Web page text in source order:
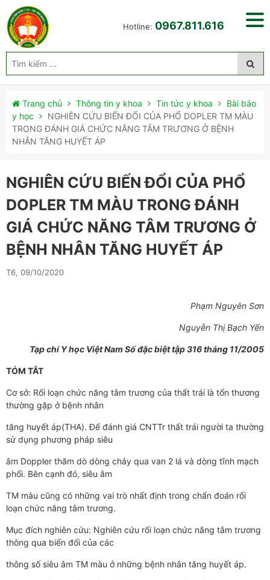
Hotline: 0967.811.616
Trang chủ Thông tin y khoa Tin tức y khoa
Bài báo
y học
NGHIÊN CỨU BIẾN ĐỔI CỦA PHỔ DOPLER TM MÀU
TRONG ĐÁNH GIÁ CHỨC NĂNG TÂM TRƯƠNG Ở BỆNH
NHÂN TĂNG HUYẾT ÁP
NGHIÊN CỨU BIẾN ĐỔI CỦA PHỔ
DOPLER TM MÀU TRONG ĐÁNH
GIÁ CHỨC NĂNG TÂM TRƯƠNG Ở
BỆNH NHÂN TĂNG HUYẾT ÁP
T6, 09/10/2020
Phạm Nguyên Sơn
Nguyễn Thị Bạch Yến
Tạp chí Y học Việt Nam Số đặc biệt tập 316 tháng 11/2005
TÓM TẮT
Cơ sở: Rối loạn chức năng tâm trương của thất trái là tổn thương
thường gặp ở bệnh nhân
tăng huyết áp(THA). Để đánh giá CNTTr thất trái người ta thường
sử dụng phương pháp siêu
âm Doppler thăm dò dòng chảy qua van 2 lá và dòng tĩnh mạch
phổi. Bên cạnh đó, siêu âm
TM màu cũng có những vai trò nhất định trong chẩn đoán rối
loạn chức năng tâm trương.
Mục đích nghiên cứu: Nghiên cứu rối loạn chức năng tâm trương
thông qua biến đổi của các
thông số siêu âm TM màu ở những bệnh nhân tăng huyết áp.